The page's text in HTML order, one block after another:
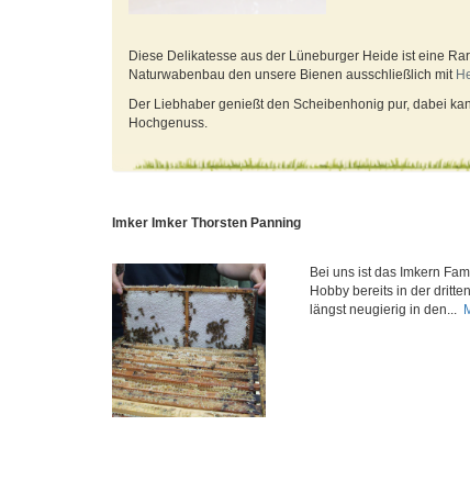
Diese Delikatesse aus der Lüneburger Heide ist eine
Naturwabenbau den unsere Bienen ausschließlich mit
Der Liebhaber genießt den Scheibenhonig pur, dabei
Hochgenuss.
Imker Imker Thorsten Panning
Bei uns ist das Imkern
Hobby bereits in der
längst neugierig in den...